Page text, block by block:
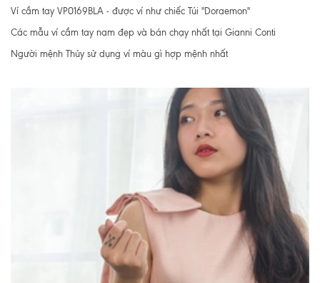
Ví cầm tay VP0169BLA - được ví như chiếc Túi "Doraemon"
Các mẫu ví cầm tay nam đẹp và bán chạy nhất tại Gianni Conti
Người mệnh Thủy sử dụng ví màu gì hợp mệnh nhất